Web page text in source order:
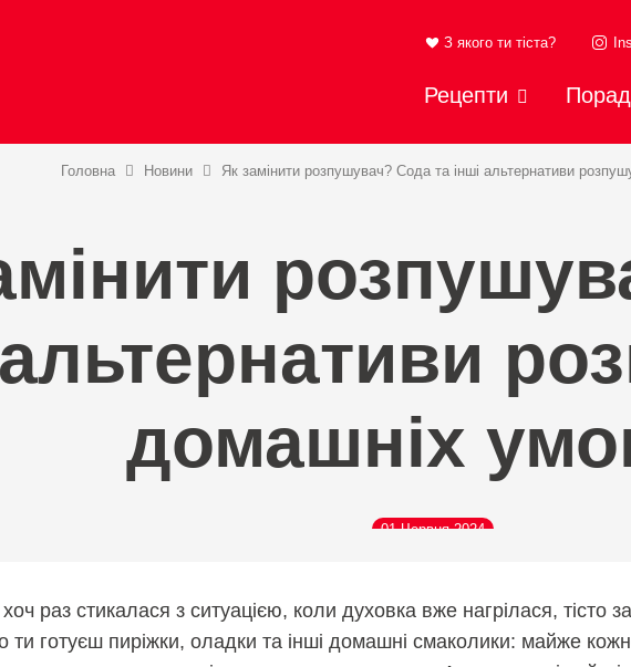
З якого ти тіста?
Рецепти
Головна Новини Як замінити розпушувач? Сода та інші альтернативи
альтернативи
домашніх
01 Червня 2024
раз стикалася з ситуацією, коли духовка вже нагрілася, тісто
ти готуєш пиріжки, оладки та інші домашні смаколики: майже